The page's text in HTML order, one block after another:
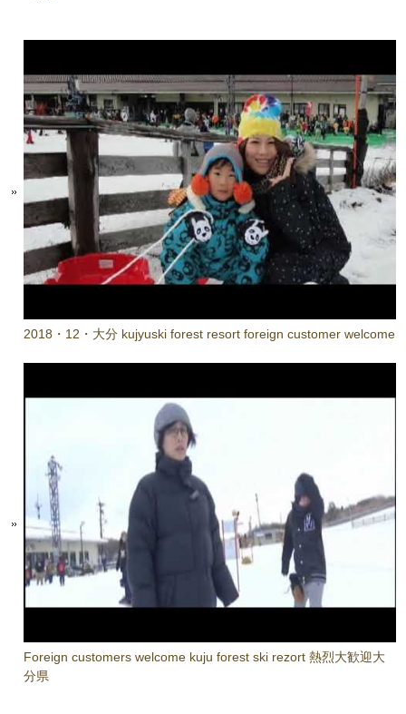
2018・12・大分 kujyuski forest resort foreign customer welcome
Foreign customers welcome kuju forest ski rezort 熱烈大歓迎大
分県